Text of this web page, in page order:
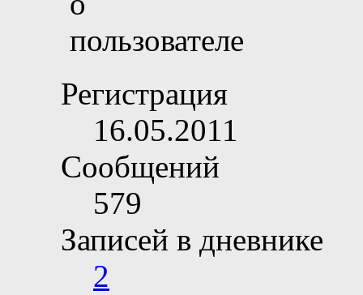
Регистрация
16.05.2011
Сообщений
579
Записей в дневнике
2